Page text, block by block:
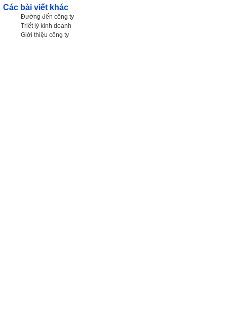
Các bài viết khác
Đường đến công ty
Triết lý kinh doanh
Giới thiệu công ty